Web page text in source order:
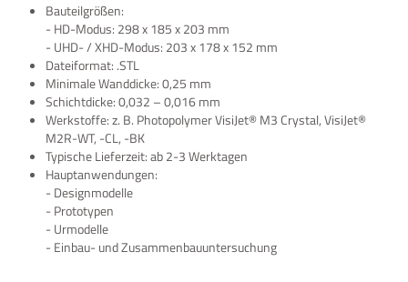
Bauteilgrößen:
- HD-Modus: 298 x 185 x 203 mm
- UHD- / XHD-Modus: 203 x 178 x 152 mm
Dateiformat: .STL
Minimale Wanddicke: 0,25 mm
Schichtdicke: 0,032 – 0,016 mm
Werkstoffe: z. B. Photopolymer VisiJet® M3 Crystal, VisiJet®
M2R-WT, -CL, -BK
Typische Lieferzeit: ab 2-3 Werktagen
Hauptanwendungen:
- Designmodelle
- Prototypen
- Urmodelle
- Einbau- und Zusammenbauuntersuchung